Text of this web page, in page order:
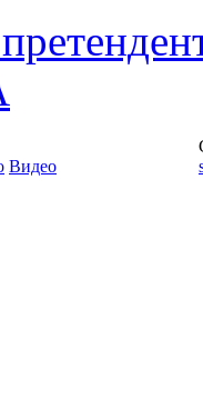
Видео